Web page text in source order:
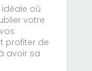
où
votre
profiter de
avoir sa